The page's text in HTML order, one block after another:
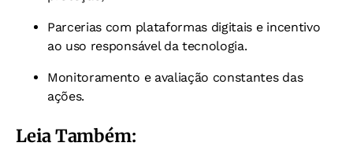
Parcerias com plataformas digitais e incentivo
ao uso responsável da tecnologia.
Monitoramento e avaliação constantes das
ações.
Leia Também: